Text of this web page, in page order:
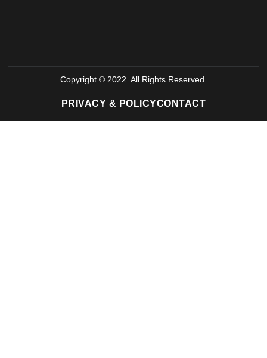
Copyright © 2022. All Rights Reserved.
PRIVACY & POLICYCONTACT